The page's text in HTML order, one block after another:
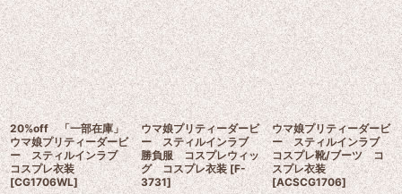
20%off 「一部在庫」
ウマ娘プリティーダービ
ー スティルインラブ
コスプレ衣装
[CG1706WL]
ウマ娘プリティーダービ
ー スティルインラブ
勝負服 コスプレウィッ
グ コスプレ衣装 [F-
3731]
ウマ娘プリティーダービ
ー スティルインラブ
コスプレ靴/ブーツ コ
スプレ衣装
[ACSCG1706]